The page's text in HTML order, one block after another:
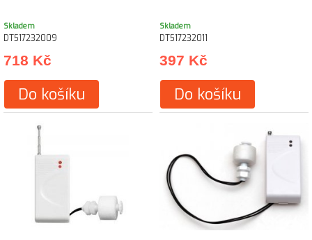
Skladem
DT517232009
718 Kč
Do košíku
Skladem
DT517232011
397 Kč
Do košíku